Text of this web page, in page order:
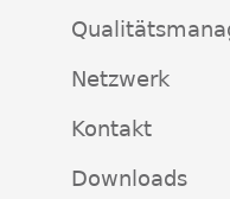
Netzwerk
Kontakt
Downloads